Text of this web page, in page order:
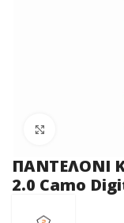
Click to
ΠΑΝΤΕΛΟΝΙ
2.0 Camo